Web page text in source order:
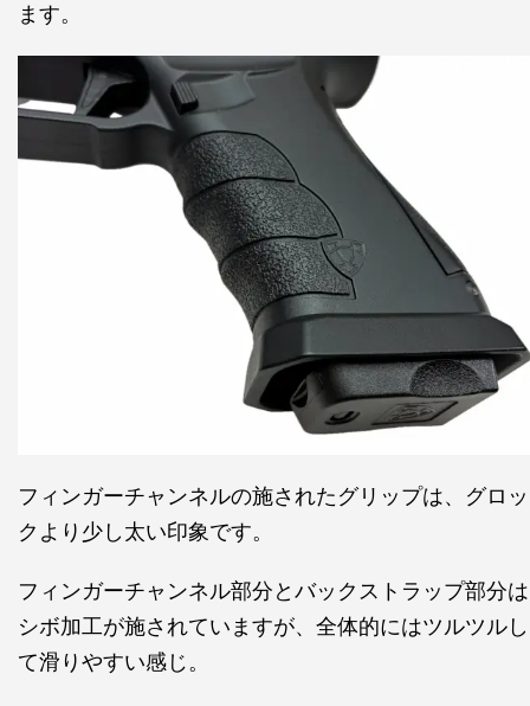
ます。
フィンガーチャンネルの施されたグリップは、グロッ
クより少し太い印象です。
フィンガーチャンネル部分とバックストラップ部分は
シボ加工が施されていますが、全体的にはツルツルし
て滑りやすい感じ。